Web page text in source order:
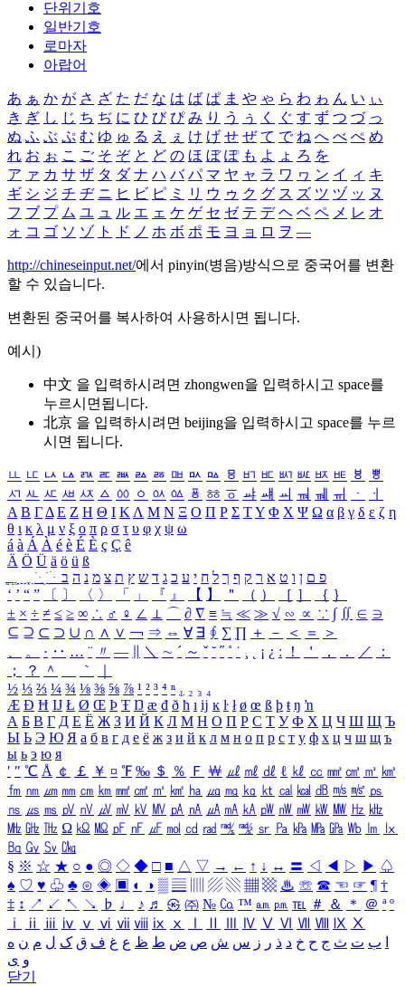
단위기호
일반기호
로마자
아랍어
あ ぁ か が さ ざ た だ な は ば ぱ ま や ゃ ら わ ゎ ん い ぃ
き ぎ し じ ち ぢ に ひ び ぴ み り う ぅ く ぐ す ず つ づ っ
ぬ ふ ぶ ぷ む ゆ ゅ る え ぇ け げ せ ぜ て で ね へ べ ぺ め
れ お ぉ こ ご そ ぞ と ど の ほ ぼ ぽ も よ ょ ろ を
ア ァ カ サ ザ タ ダ ナ ハ バ パ マ ヤ ャ ラ ワ ヮ ン イ ィ キ
ギ シ ジ チ ヂ ニ ヒ ビ ピ ミ リ ウ ゥ ク グ ス ズ ツ ヅ ッ ヌ
フ ブ プ ム ユ ュ ル エ ェ ケ ゲ セ ゼ テ デ ヘ ベ ペ メ レ オ
ォ コ ゴ ソ ゾ ト ド ノ ホ ボ ポ モ ヨ ョ ロ ヲ ―
http://chineseinput.net/에서 pinyin(병음)방식으로 중국어를 변환
할 수 있습니다.
변환된 중국어를 복사하여 사용하시면 됩니다.
예시)
中文 을 입력하시려면 zhongwen을 입력하시고 space를
누르시면됩니다.
北京 을 입력하시려면 beijing을 입력하시고 space를 누르
시면 됩니다.
ㅥ ㅦ ㅧ ㅨ ㅩ ㅪ ㅫ ㅬ ㅭ ㅮ ㅯ ㅰ ㅱ ㅲ ㅳ ㅴ ㅵ ㅶ ㅷ ㅸ
ㅹ
ㅺ ㅻ ㅼ ㅽ ㅾ ㅿ ㆀ ㆁ ㆂ ㆃ ㆄ ㆅ ㆆ ㆇ ㆈ ㆉ ㆊ ㆋ ㆌ ㆍ
ㆎ
Α Β ΓΔ Ε Ζ Η Θ Ι ΚΛ Μ Ν Ξ Ο Π Ρ Σ ΤΥ Φ Χ Ψ Ω α β γ δ ε ζ η
θ ι κ λ μ ν ξ ο π ρ σ τ υ φ χ ψ ω
á à Á À é è É È ç Ç ê
Ä Ö Ü ä ö ü ß
ִֶֹ ֻּ ׁׂ פ ם ן ו ט א ר ק ף ך ל ח י ע כ ג ד ש ץ ת צ מ נ ה ב
‘ ’ “ ” 〔 〕 〈 〉 「 」 『 』 【 】 ＂ （ ） ［ ］ ｛ ｝
± × ÷ ≠ ≤ ≥ ∞ ∴ ♂ ♀ ∠ ⊥ ⌒ ∂ ∇ ≡ ≒ ≪ ≫ √ ∽ ∝ ∵ ∫ ∬ ∈ ∋
⊆ ⊇ ⊂ ⊃ ∪ ∩ ∧ ∨ ￢ ⇒ ⇔ ∀ ∃ ∮ ∑ ∏ ＋ － ＜ ＝
＞
、
。 · ‥ … ¨ 〃 ― ＼ ∼ ´ ～ ˇ ˘ ˝ ˚ ˙ ¸ ¡ ¿ ː ！ ＇ ， ． ／
：
；
？ ＾ ｀
½ ⅓ ⅔ ¼ ¾ ⅛ ⅜ ⅝ ⅞ ¹ ² ³ ⁴ ⁿ ₁ ₂ ₃ ₄
Æ Ð Ħ Ĳ Ł Ø Œ Þ Ŧ Ŋ æ đ ð ħ ı ĳ ĸ ŀ ł ø œ ß þ ŧ ŋ ŉ
А Б В Г Д Е Ё Ж З И Й К Л М Н О П Р С Т У Ф Х Ц Ч Ш Щ Ъ
Ы Ь Э Ю Я а б в г д е ё ж з и й к л м н о п р с т у ф х ц ч ш щ ъ
ы ь э ю я
′ ″ ℃ Å ￠ ￡ ￥ ¤ ℉ ‰ ＄ ％ Ｆ ￦ ㎕ ㎖ ㎗ ℓ ㎘ ㏄ ㎣ ㎤ ㎥ ㎦
㎙ ㎚ ㎛ ㎜ ㎝ ㎞ ㎟ ㎠ ㎡ ㎢ ㏊ ㎍ ㎎ ㎏ ㏏ ㎈ ㎉ ㏈ ㎧ ㎨ ㎰
㎱ ㎲ ㎳ ㎴ ㎵ ㎶ ㎷ ㎸ ㎹ ㎀ ㎁ ㎂ ㎃ ㎄ ㎺ ㎻ ㎽ ㎾ ㎿ ㎐ ㎑
㎒ ㎓ ㎔ Ω ㏀ ㏁ ㎊ ㎋ ㎌ ㏖ ㏅ ㎭ ㎮ ㎯ ㏛ ㎩ ㎪ ㎫ ㎬ ㏝ ㏐
㏓
㏃ ㏉ ㏜ ㏆
§ ※ ☆ ★ ○ ● ◎ ◇ ◆ □ ■ △ ▽ → ← ↑ ↓ ↔ 〓 ◁ ◀ ▷ ▶ ♤
♠ ♡ ♥ ♧ ♣ ⊙ ◈ ▣ ◐ ◑ ▒ ▤ ▨ ▧ ▦ ▩ ♨ ☏ ☎ ☜ ☞ ¶ †
‡ ↕ ↗ ↙ ↖ ↘ ♭ ♩ ♪ ♬ ㉿ ㈜ № ㏇ ™ ㏂ ㏘ ℡ ＃ ＆ ＊ ＠ ª º
ⅰ
ⅱ ⅲ ⅳ ⅴ ⅵ ⅶ ⅷ ⅸ ⅹ Ⅳ Ⅴ Ⅵ Ⅶ Ⅷ Ⅸ Ⅹ
ب ت ث ج ح خ د ذ ر ز س ش ص ض ط ظ ع غ ف ق ک ل م ن ه
و ی
닫기